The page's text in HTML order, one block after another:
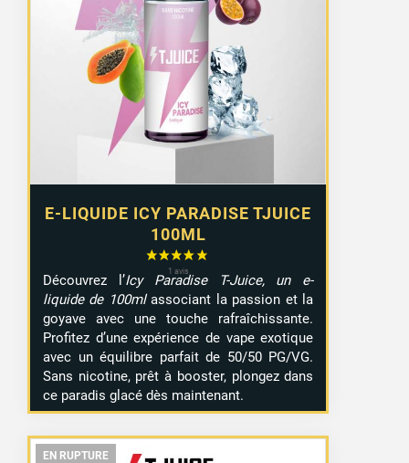
E-LIQUIDE ICY PARADISE TJUICE
100ML
Découvrez l’Icy Paradise T-Juice, un e-
liquide de 100mlassociant la passion et la
goyave avec une touche rafraîchissante.
Profitez d’une expérience de vape exotique
avec un équilibre parfait de 50/50 PG/VG.
Sans nicotine, prêt à booster, plongez dans
ce paradis glacé dès maintenant.
EN RUPTURE
EN RUPTURE
EN RUPTURE